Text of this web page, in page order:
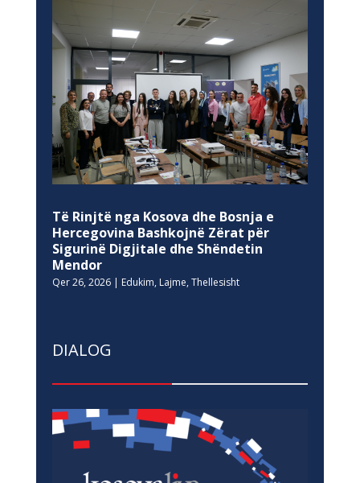
Të Rinjtë nga Kosova dhe Bosnja e
Hercegovina Bashkojnë Zërat për
Sigurinë Digjitale dhe Shëndetin
Mendor
Qer 26, 2026| Edukim, Lajme, Thellesisht
DIALOG